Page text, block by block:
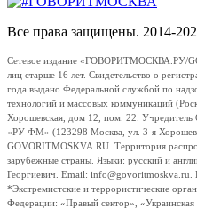
Все права защищены. 2014-
Сетевое издание «ГОВОРИТМОСКВА.РУ/
лиц старше 16 лет. Свидетельство о
года выдано Федеральной службой по
технологий и массовых коммуникаций
Хорошевская, дом 12, пом. 22. Учредитель
«РУ ФМ» (123298 Москва, ул. 3-я
GOVORITMOSKVA.RU. Территория
зарубежные страны. Языки: русский и
Георгиевич. Email:
*Экстремистские и террористические
Федерации: «Правый сектор»,